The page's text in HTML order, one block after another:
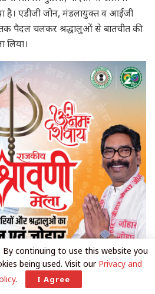
है। एडीजी जोन, मंडलायुक्त व आईजी
पैदल चलकर श्रद्धालुओं से बातचीत की
लिया।
By continuing to use this website you
being used. Visit our Privacy and
. I Agree